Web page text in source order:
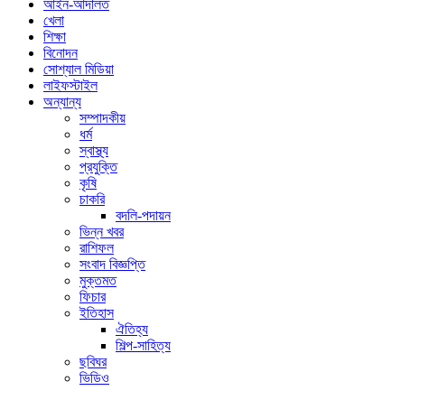
আইন-আদালত
খেলা
শিক্ষা
বিনোদন
সোশ্যাল মিডিয়া
লাইফস্টাইল
অন্যান্য
সম্পাদকীয়
ধর্ম
স্বাস্থ্য
প্রযুক্তি
কৃষি
চাকরি
বদলি-পদায়ন
ভিন্ন খবর
রাশিফল
সংবাদ বিজ্ঞপ্তি
মুক্তমত
ফিচার
ইতিহাস
ঐতিহ্য
শিল্প-সাহিত্য
ছবিঘর
ভিডিও